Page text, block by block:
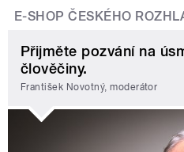
E-SHOP ČESKÉHO
Přijměte pozvání na
člověčiny.
František Novotný, moderátor